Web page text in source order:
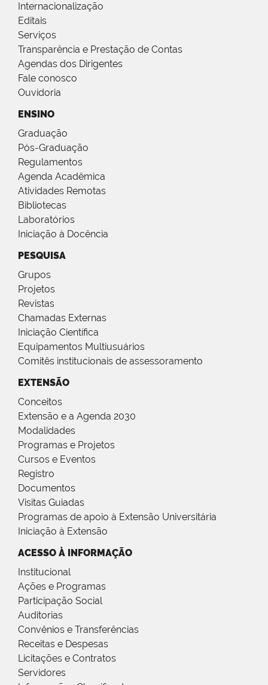
Internacionalização
Editais
Serviços
Transparência e Prestação de Contas
Agendas dos Dirigentes
Fale conosco
Ouvidoria
ENSINO
Graduação
Pós-Graduação
Regulamentos
Agenda Acadêmica
Atividades Remotas
Bibliotecas
Laboratórios
Iniciação à Docência
PESQUISA
Grupos
Projetos
Revistas
Chamadas Externas
Iniciação Científica
Equipamentos Multiusuários
Comitês institucionais de assessoramento
EXTENSÃO
Conceitos
Extensão e a Agenda 2030
Modalidades
Programas e Projetos
Cursos e Eventos
Registro
Documentos
Visitas Guiadas
Programas de apoio à Extensão Universitária
Iniciação à Extensão
ACESSO À INFORMAÇÃO
Institucional
Ações e Programas
Participação Social
Auditorias
Convênios e Transferências
Receitas e Despesas
Licitações e Contratos
Servidores